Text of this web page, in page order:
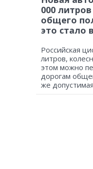
000
общего
это стало
Российская
литров,
этом можно
дорогам
же